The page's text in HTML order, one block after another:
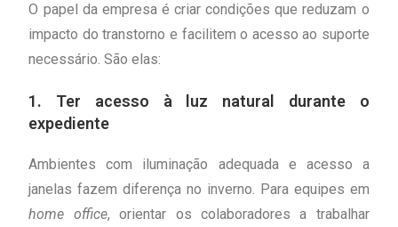
O papel da empresa é criar condições que reduzam o
impacto do transtorno e facilitem o acesso ao suporte
necessário. São elas:
1. Ter acesso à luz natural durante o
expediente
Ambientes com iluminação adequada e acesso a
janelas fazem diferença no inverno. Para equipes em
home office, orientar os colaboradores a trabalhar